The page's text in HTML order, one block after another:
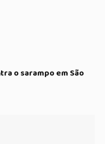
o sarampo em São